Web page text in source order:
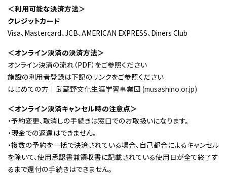
＜利用可能な決済方法＞
クレジットカード
Visa、Mastercard、JCB、AMERICAN EXPRESS、Diners Club
＜オンライン決済の決済方法＞
オンライン決済の流れ（PDF）をご参照ください
施設の利用者登録は下記のリンクをご参照ください
はじめての方｜ 武蔵野文化生涯学習事業団 (musashino.or.jp)
＜オンライン決済キャンセル時の注意点＞
・予約変更、取消しの手続きは窓口でのお取扱いになります。
・現金での返還はできません。
・複数の予約を一括で決済されている場合、自己都合によるキャンセル
を除いて、使用承認書兼領収書に記載されている使用日が全て終了す
るまで還付の手続きはできません。